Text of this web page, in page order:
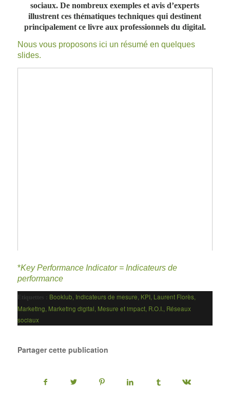
sociaux. De nombreux exemples et avis d’experts
illustrent ces thématiques techniques qui destinent
principalement ce livre aux professionnels du digital.
Nous vous proposons ici un résumé en quelques
slides.
*Key Performance Indicator = Indicateurs de
performance
Etiquettes : Booklub, Indicateurs de mesure, KPI, Laurent Florès,
Marketing, Marketing digital, Mesure et impact, R.O.I., Réseaux
sociaux
Partager cette publication